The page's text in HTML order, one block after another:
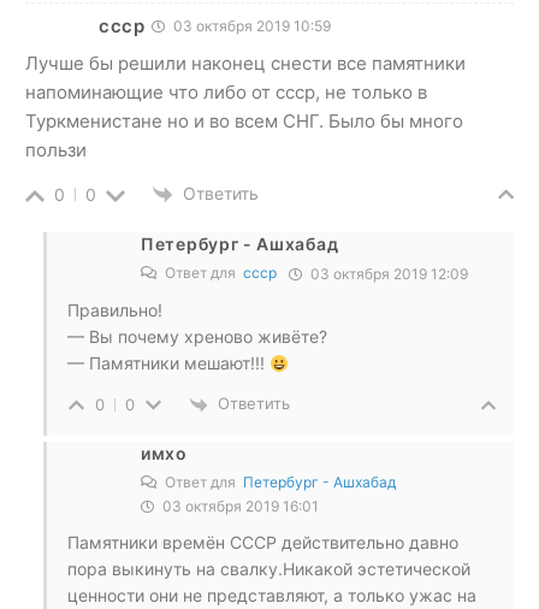
ссср 03 октября 2019 10:59
Лучше бы решили наконец снести все памятники
напоминающие что либо от ссср, не только в
Туркменистане но и во всем СНГ. Было бы много
пользи
0 0 Ответить
Петербург - Ашхабад
Ответ для ссср 03 октября 2019 12:09
Правильно!
— Вы почему хреново живёте?
— Памятники мешают!!!
0 0 Ответить
имхо
Ответ для Петербург - Ашхабад
03 октября 2019 16:01
Памятники времён СССР действительно давно
пора выкинуть на свалку.Никакой эстетической
ценности они не представляют, а только ужас на